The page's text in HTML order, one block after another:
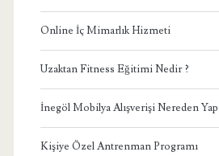
Online İç Mimarlık Hizmeti
Uzaktan Fitness Eğitimi Nedir ?
İnegöl Mobilya Alışverişi Nereden
Kişiye Özel Antrenman Programı